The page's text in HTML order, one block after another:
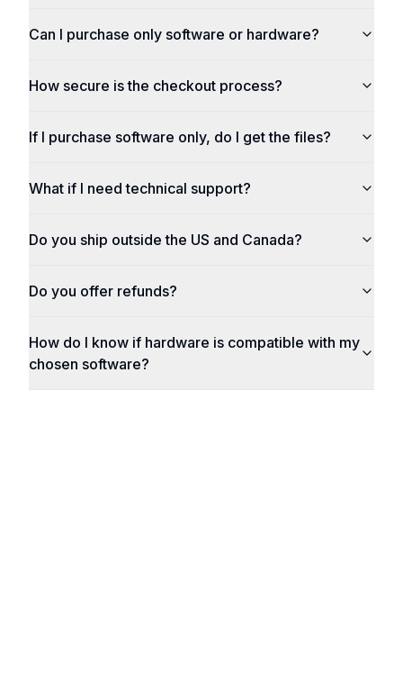
Can I purchase only software or hardware?
How secure is the checkout process?
If I purchase software only, do I get the files?
What if I need technical support?
Do you ship outside the US and Canada?
Do you offer refunds?
How do I know if hardware is compatible with my
chosen software?